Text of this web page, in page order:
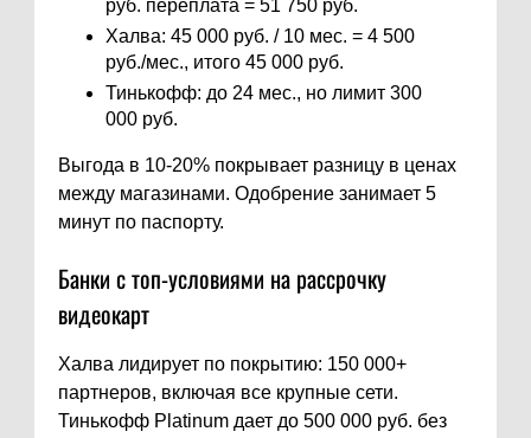
руб. переплата = 51 750 руб.
Халва: 45 000 руб. / 10 мес. = 4 500
руб./мес., итого 45 000 руб.
Тинькофф: до 24 мес., но лимит 300
000 руб.
Выгода в 10-20% покрывает разницу в ценах
между магазинами. Одобрение занимает 5
минут по паспорту.
Банки с топ-условиями на рассрочку
видеокарт
Халва лидирует по покрытию: 150 000+
партнеров, включая все крупные сети.
Тинькофф Platinum дает до 500 000 руб. без